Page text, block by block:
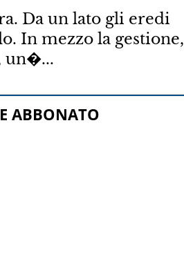
Da un lato gli eredi
In mezzo la gestione,
un�...
ABBONATO